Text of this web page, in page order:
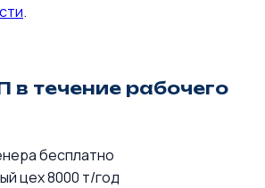
.
в течение рабочего
бесплатно
цех 8000 т/год